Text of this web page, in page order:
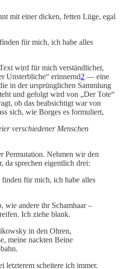
mit einer dicken, fetten Lüge, egal
für mich, ich habe alles
wird für mich verständlicher,
Unsterbliche“ erinnernd2 — eine
in der ursprünglichen Sammlung
und gefolgt wird von „Der Tote“
ob das beabsichtigt war von
sich, wie Borges es formuliert,
verschiedener Menschen
Permutation. Nehmen wir den
da sprechen eigentlich drei:
für mich, ich habe alles
wie andere ihr Schamhaar –
Ich ziehe blank.
in den Ohren,
meine nackten Beine
letzterem scheitere ich immer.